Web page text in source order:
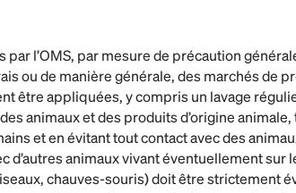
l’OMS, par mesure de précaution
ou de manière générale, des marchés de
être appliquées, y compris un lavage
animaux et des produits d’origine
et en évitant tout contact avec des
d’autres animaux vivant éventuellement sur
chauves-souris) doit être strictement